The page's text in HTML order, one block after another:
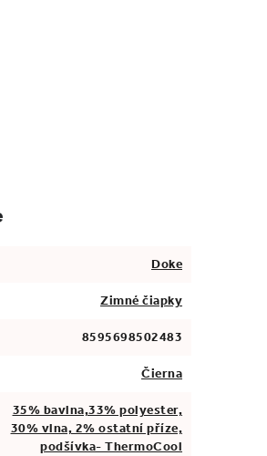
Doke
Zimné čiapky
8595698502483
Čierna
35% bavlna,33% polyester,
30% vlna, 2% ostatní příze,
podšívka- ThermoCool